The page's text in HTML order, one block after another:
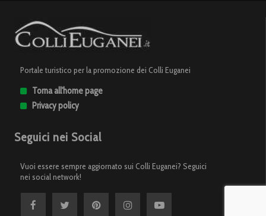
Portale turistico per la promozione dei Colli Euganei
Torna all'home page
Privacy policy
Seguici nei Social
Vuoi essere sempre aggiornato sui Colli Euganei? Seguici
nei social network!